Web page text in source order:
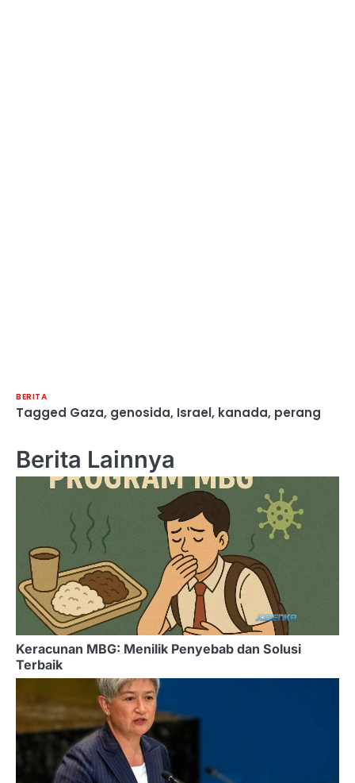
BERITA
Tagged Gaza, genosida, Israel, kanada, perang
Berita Lainnya
Keracunan MBG: Menilik Penyebab dan Solusi
Terbaik